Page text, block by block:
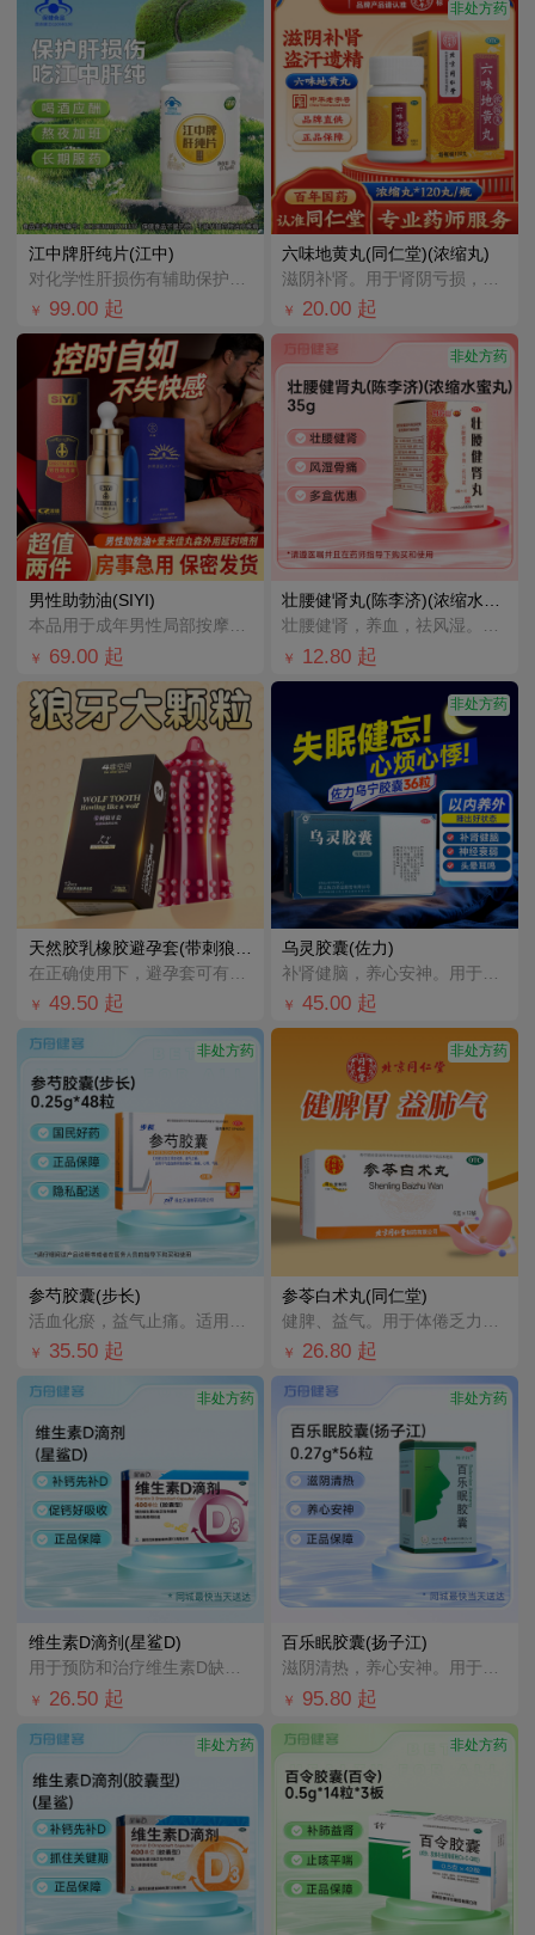
江中牌肝纯片(江中)
￥ 99.00 起
非处方药
六味地黄丸(同仁堂)(浓缩丸)
￥ 20.00 起
男性助勃油(SIYI)
本品用于成年男性局部按摩，促进血液循环。
￥ 69.00 起
非处方药
壮腰健肾丸(陈李济)(浓缩水蜜丸)
壮腰健肾，养血，祛风湿。用于肾亏腰痛，膝软无力，小便频数，风湿骨痛，神经衰弱。
￥ 12.80 起
￥ 49.50 起
非处方药
乌灵胶囊(佐力)
￥ 45.00 起
非处方药
参芍胶囊(步长)
￥ 35.50 起
非处方药
参苓白术丸(同仁堂)
￥ 26.80 起
非处方药
维生素D滴剂(星鲨D)
￥ 26.50 起
非处方药
百乐眠胶囊(扬子江)
￥ 95.80 起
非处方药 非处方药